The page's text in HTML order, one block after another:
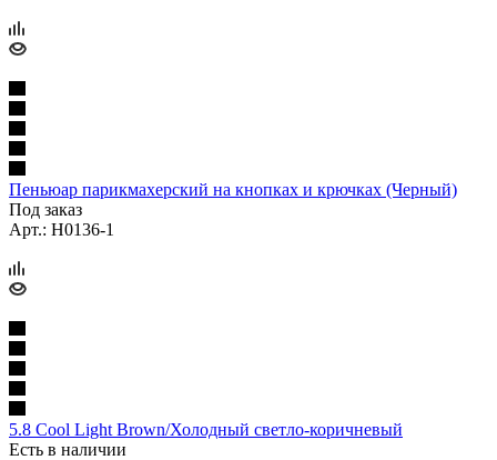
Пеньюар парикмахерский на кнопках и крючках (Черный)
Под заказ
Арт.: H0136-1
5.8 Cool Light Brown/Холодный светло-коричневый
Есть в наличии